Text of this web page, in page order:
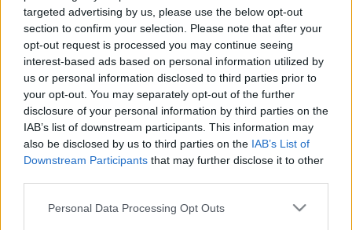
targeted advertising by us, please use the below opt-out
section to confirm your selection. Please note that after your
opt-out request is processed you may continue seeing
interest-based ads based on personal information utilized by
us or personal information disclosed to third parties prior to
your opt-out. You may separately opt-out of the further
disclosure of your personal information by third parties on the
IAB’s list of downstream participants. This information may
also be disclosed by us to third parties on the IAB’s List of
Downstream Participants that may further disclose it to other
Please note that this website/app uses one or more Google
Personal Data Processing Opt Outs
**Anna**• 2012. július 20.
Ek Thongprasert eredetileg csak öntött szilikon
ékszereket tervezett, de a Libertyben rendezett
eseményre (kivételesen a tervezők is jelen voltak,
nem csak az üvegek mögött a nevemet kiabáló
különlegességek) feldobta a matt alkotásokat a
csillogó kövekkel. Ha végre nem kellene…
Nyakbavalók
fashionista•2012. július 11.